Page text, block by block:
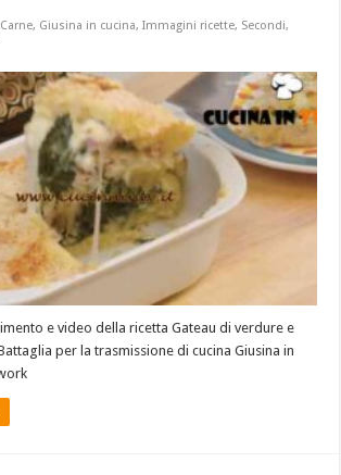
Carne, Giusina in cucina,Immagini ricette, Secondi,
e video della ricetta Gateau di verdure e
per la trasmissione di cucina Giusina in